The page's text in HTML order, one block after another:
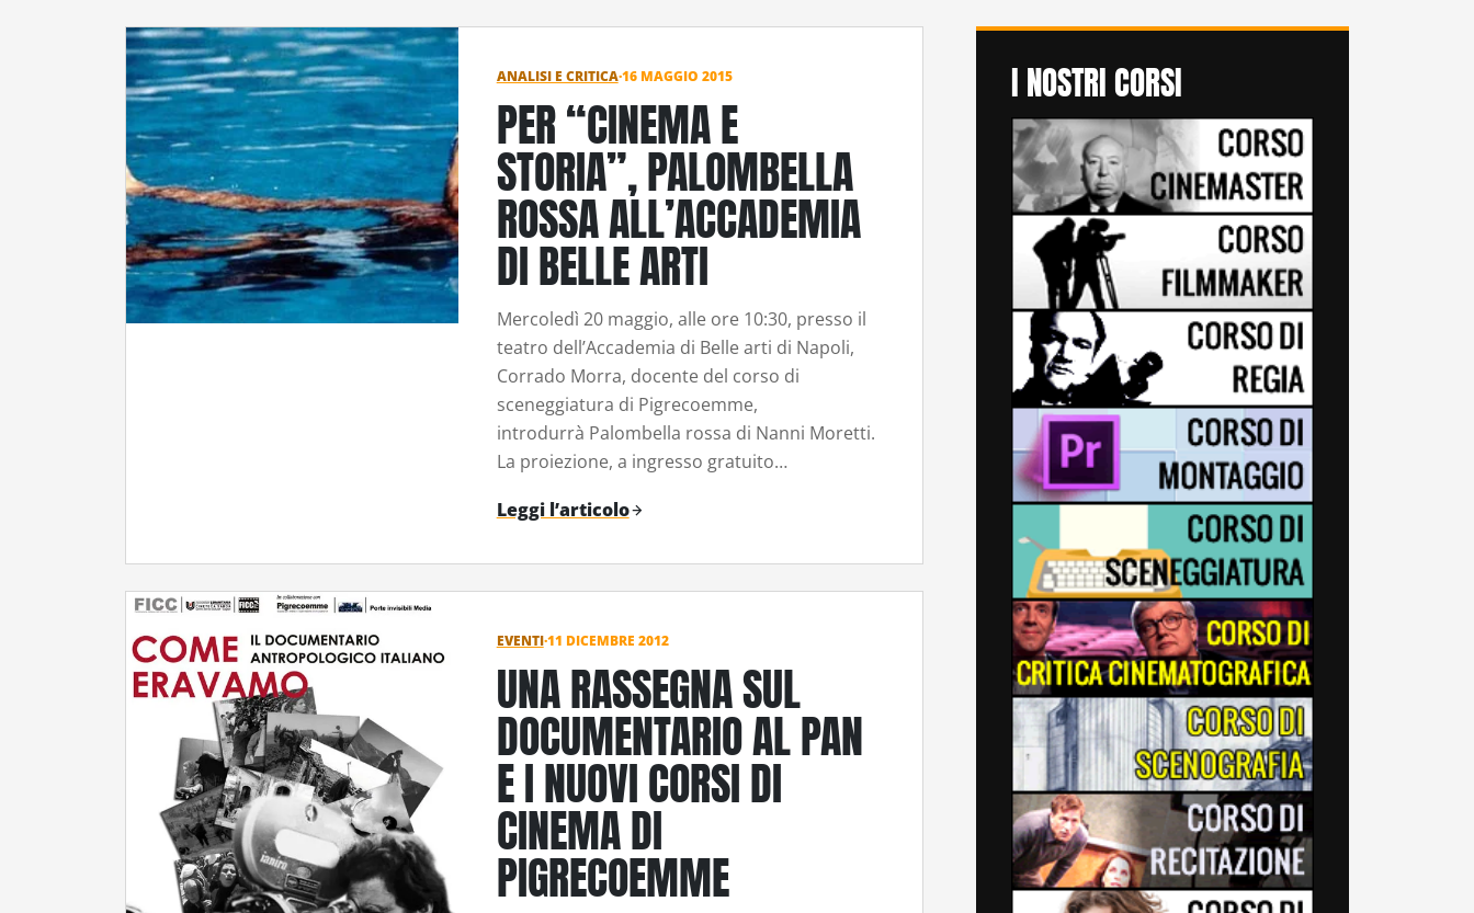
ANALISI E CRITICA·16 MAGGIO 2015
PER “CINEMA E
STORIA”, PALOMBELLA
ROSSA ALL’ACCADEMIA
DI BELLE ARTI
Mercoledì 20 maggio, alle ore 10:30, presso il
teatro dell’Accademia di Belle arti di Napoli,
Corrado Morra, docente del corso di
sceneggiatura di Pigrecoemme,
introdurrà Palombella rossa di Nanni Moretti.
La proiezione, a ingresso gratuito…
Leggi l’articolo
EVENTI·11 DICEMBRE 2012
UNA RASSEGNA SUL
DOCUMENTARIO AL PAN
E I NUOVI CORSI DI
CINEMA DI
PIGRECOEMME
I NOSTRI CORSI